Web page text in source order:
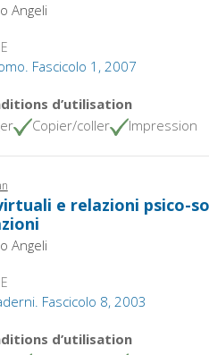
Angeli
Fascicolo 1, 2007
d’utilisation
Copier/coller Impression
e relazioni psico-
Angeli
Fascicolo 8, 2003
d’utilisation